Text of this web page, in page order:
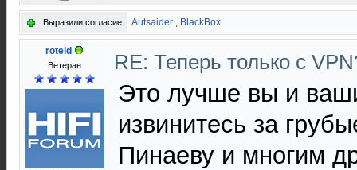
Выразили согласие: Autsaider , BlackBox
roteid
Ветеран RE: Теперь только с
Это лучше вы и
извинитесь за
Пинаеву и многим